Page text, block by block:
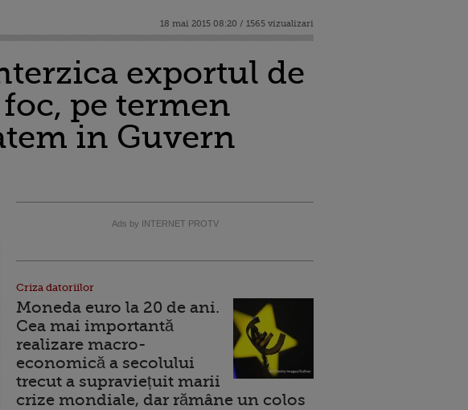
18 mai 2015 08:20 / 1565 vizualizari
exportul de
pe termen
in Guvern
Ads by INTERNET PROTV
Criza datoriilor
Moneda euro la 20 de ani.
Cea mai importantă
realizare macro-
economică a secolului
trecut a supraviețuit marii
crize mondiale, dar rămâne un colos